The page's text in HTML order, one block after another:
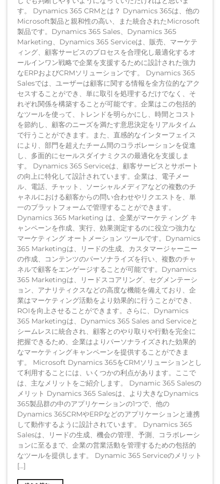
す。 Dynamics 365 CRMとは？ Dynamics 365は、他の
Microsoft製品と親和性の高い、また統合されたMicrosoft
製品です。Dynamics 365 Sales、Dynamics 365
Marketing、Dynamics 365 Serviceは、販売、マーケテ
ィング、顧客サービスのプロセスを合理化し最適化するオ
ールインワン戦略で企業を支援するために設計された強力
なERPおよびCRMソリューションです。 Dynamics 365
Salesでは、ユーザーは顧客に関する情報を全方位的なアク
セスすることができ、単に取引を処理するだけでなく、そ
れぞれ関係を構築することが可能です。企業はこの包括的
なツールを使って、トレンドを明らかにし、時間とコスト
を節約し、顧客のニーズを満たす意思決定をリアルタイム
で行うことができます。また、直感的なインターフェイス
により、部門を超えたチーム間のコラボレーションを促進
し、多面的にセールスダイナミクスの最適化を支援しま
す。 Dynamics 365 Serviceは、顧客サービスとサポート
の向上に特化して設計されています。企業は、電子メー
ル、電話、チャット、ソーシャルメディアなどの複数のチ
ャネルにおける顧客からの問い合わせやリクエストを、単
一のプラットフォームで管理することができます。
Dynamics 365 Marketing は、企業がマーケティング キ
ャンペーンを作成、実行、効果測定するのに役立つ強力な
マーケティング オートメーション ツールです。Dynamics
365 Marketingは、リードの生成、カスタマージャーニー
の作成、コンテンツのパーソナライズを行い、複数のチャ
ネルで顧客をエンゲージすることが可能です。Dynamics
365 Marketingは、リードスコアリング、セグメンテーシ
ョン、アナリティクスなどの高度な機能を備えており、企
業はマーケティング活動をより効果的に行うことができ、
ROIを向上させることができます。さらに、Dynamics
365 Marketingは、Dynamics 365 Sales and Serviceと
シームレスに統合され、顧客とのやり取りや行動を完全に
把握できるため、企業はよりパーソナライズされた効果的
なマーケティングキャンペーンを提供することができま
す。 Microsoft Dynamics 365をCRMソリューションとし
て利用することには、いくつかの利点があります。ここで
は、主なメリットをご紹介します。 Dynamic 365 Salesの
メリット Dynamics 365 Salesは、より大きなDynamics
365製品群の中のアプリケーションの1つで、他の
Dynamics 365CRMやERPなどのアプリケーションと連携
して動作するように設計されています。 Dynamics 365
Salesは、リードの生成、機会の管理、予測、コラボレーシ
ョンに至るまで、企業の営業活動を管理するための包括的
なツールを提供します。 Dynamic 365 Serviceのメリット
[…]